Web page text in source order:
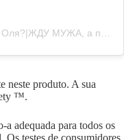
neste produto. A sua
™.
adequada para todos os
Os testes de consumidores